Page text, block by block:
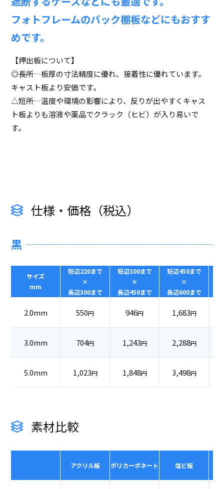
フォトフレームのバック棚板などにもおすす
めです。
【押出板について】
◎長所…板厚の寸法精度に優れ、接着性に優れています。
キャスト板より安価です。
△短所…温度や環境の影響により、反りが出やすくキャス
ト板よりも溶液や薬品でクラック（ヒビ）が入り易いで
す。
仕様・価格（税込）
黒
サイズ
mm
短辺220まで
×
長辺300まで
短辺300まで
×
長辺450まで
短辺450まで
×
長辺600まで
2.0mm 550円 946円 1,683円
3.0mm 704円 1,243円 2,288円
5.0mm 1,023円 1,848円 3,498円
素材比較
アクリル板 ポリカーボネート 塩ビ板